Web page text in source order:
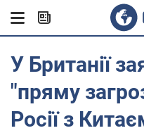
У Британії
"пряму
Росії з